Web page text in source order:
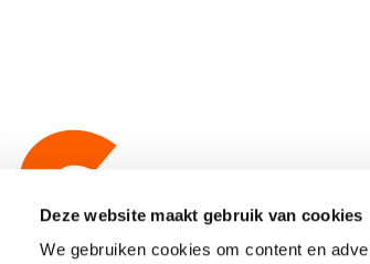
Deze website maakt gebruik van cookies
We gebruiken cookies om content en